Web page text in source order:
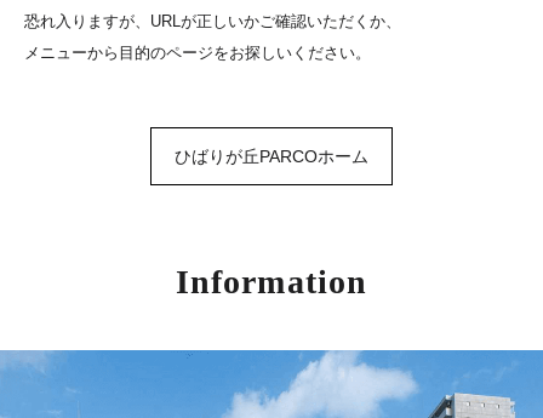
恐れ入りますが、URLが正しいかご確認いただくか、
メニューから目的のページをお探しいください。
ひばりが丘PARCOホーム
Information